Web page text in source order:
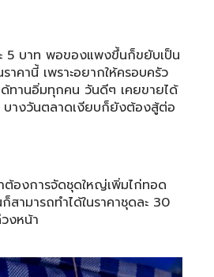
5 บาท พอของแพงขึ้นก็ขยับเป็น
าคานี้ เพราะอยากให้ครอบครัว
ทานอิ่มทุกคน วันดีๆ เคยขายได้
างวันตลาดเงียบก็ยังต้องสู้ต่อ
องการจัดชุดใหญ่เพิ่มไก่ทอด
ามารถทำได้ในราคาชุดละ 30
งหน้า